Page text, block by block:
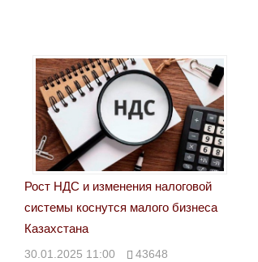
Рост НДС и изменения налоговой
системы коснутся малого бизнеса
Казахстана
30.01.2025 11:00 43648